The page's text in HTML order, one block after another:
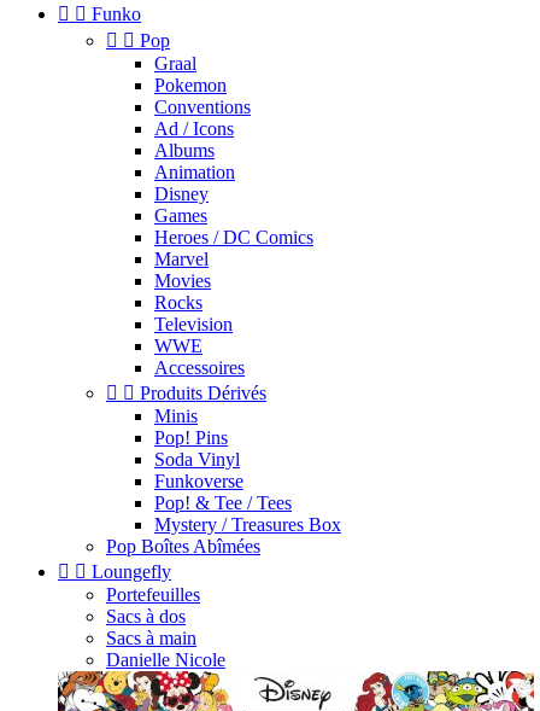
  Funko
  Pop
Graal
Pokemon
Conventions
Ad / Icons
Albums
Animation
Disney
Games
Heroes / DC Comics
Marvel
Movies
Rocks
Television
WWE
Accessoires
  Produits Dérivés
Minis
Pop! Pins
Soda Vinyl
Funkoverse
Pop! & Tee / Tees
Mystery / Treasures Box
Pop Boîtes Abîmées
  Loungefly
Portefeuilles
Sacs à dos
Sacs à main
Danielle Nicole